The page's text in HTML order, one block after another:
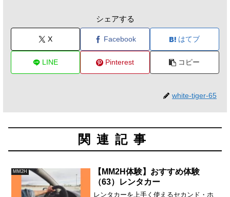
シェアする
X Facebook はてブ
LINE Pinterest コピー
white-tiger-65
関連記事
MM2H
【MM2H体験】おすすめ体験
（63）レンタカー
レンタカーを上手く使えるセカンド・ホ